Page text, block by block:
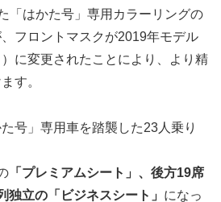
「はかた号」専用カラーリングの
フロントマスクが2019年モデル
）に変更されたことにより、より精
す。
号」専用車を踏襲した23人乗り
「プレミアムシート」、後方19席
独立の 「ビジネスシート」 になっ